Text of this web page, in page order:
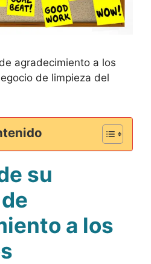
agradecimiento a los
de limpieza del
su
a los